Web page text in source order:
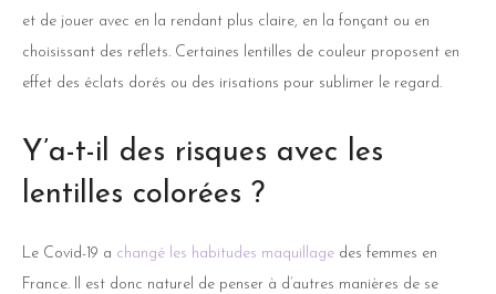
et de jouer avec en la rendant plus claire, en la fonçant ou en
choisissant des reflets. Certaines lentilles de couleur proposent en
effet des éclats dorés ou des irisations pour sublimer le regard.
Y’a-t-il des risques avec les
lentilles colorées ?
Le Covid-19 a changé les habitudes maquillage des femmes en
France. Il est donc naturel de penser à d’autres manières de se